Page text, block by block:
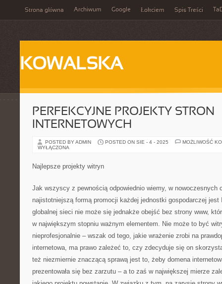
Strona główna Archiwum Google Łokciem Spis Treści
KOWALSKA
PERFEKCYJNE PROJEKTY STRON
INTERNETOWYCH
POSTED BY ADMIN POSTED ON SIE - 4 - 2025
MOŻLIWOŚĆ
WYŁĄCZONA
Najlepsze projekty witryn
Jak wszyscy z pewnością odpowiednio wiemy, w nowoczesnych
najistotniejszą formą promocji każdej jednostki gospodarczej jest
globalnej sieci nie może się jednakże obejść bez strony www,
w największym stopniu ważnym elementem. Nie może to być
nieprofesjonalnie – wszak od tego, jakie wrażenie zrobi na
internetowa, ma prawo zależeć to, czy zdecyduje się on
też niezmiernie znaczącą sprawą jest to, żeby domena
prezentowała się bez zarzutu – a to zaś w największej mierze